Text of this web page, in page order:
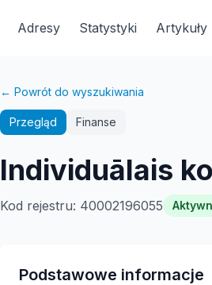
Adresy Statystyki Artykuły
← Powrót do wyszukiwania
Przegląd Finanse
Individuālais
Kod rejestru: 40002196055
Podstawowe informacje